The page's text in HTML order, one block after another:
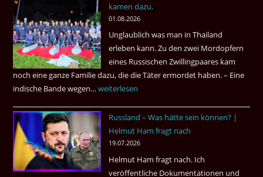
ist
der
Mörder
wieder
frei
?
kamen dazu.
01.08.2026
Unglaublich was man in Thailand
erleben kann. Zu den zwei Mordopfern
eines Russischen Zwillingpaares kam
noch eine ganze Familie dazu, die die Täter ermordet haben. – Eine
indische Bande wegen…Zwillingsmord
aufgeklärt
3
Tote
kamen
weiterlesen
Russland – Was hätte sein können? |
Helmut Ham fragt nach
19.07.2026
Helmut Ham fragt nach. Ich
veröffentliche Dokumentationen und